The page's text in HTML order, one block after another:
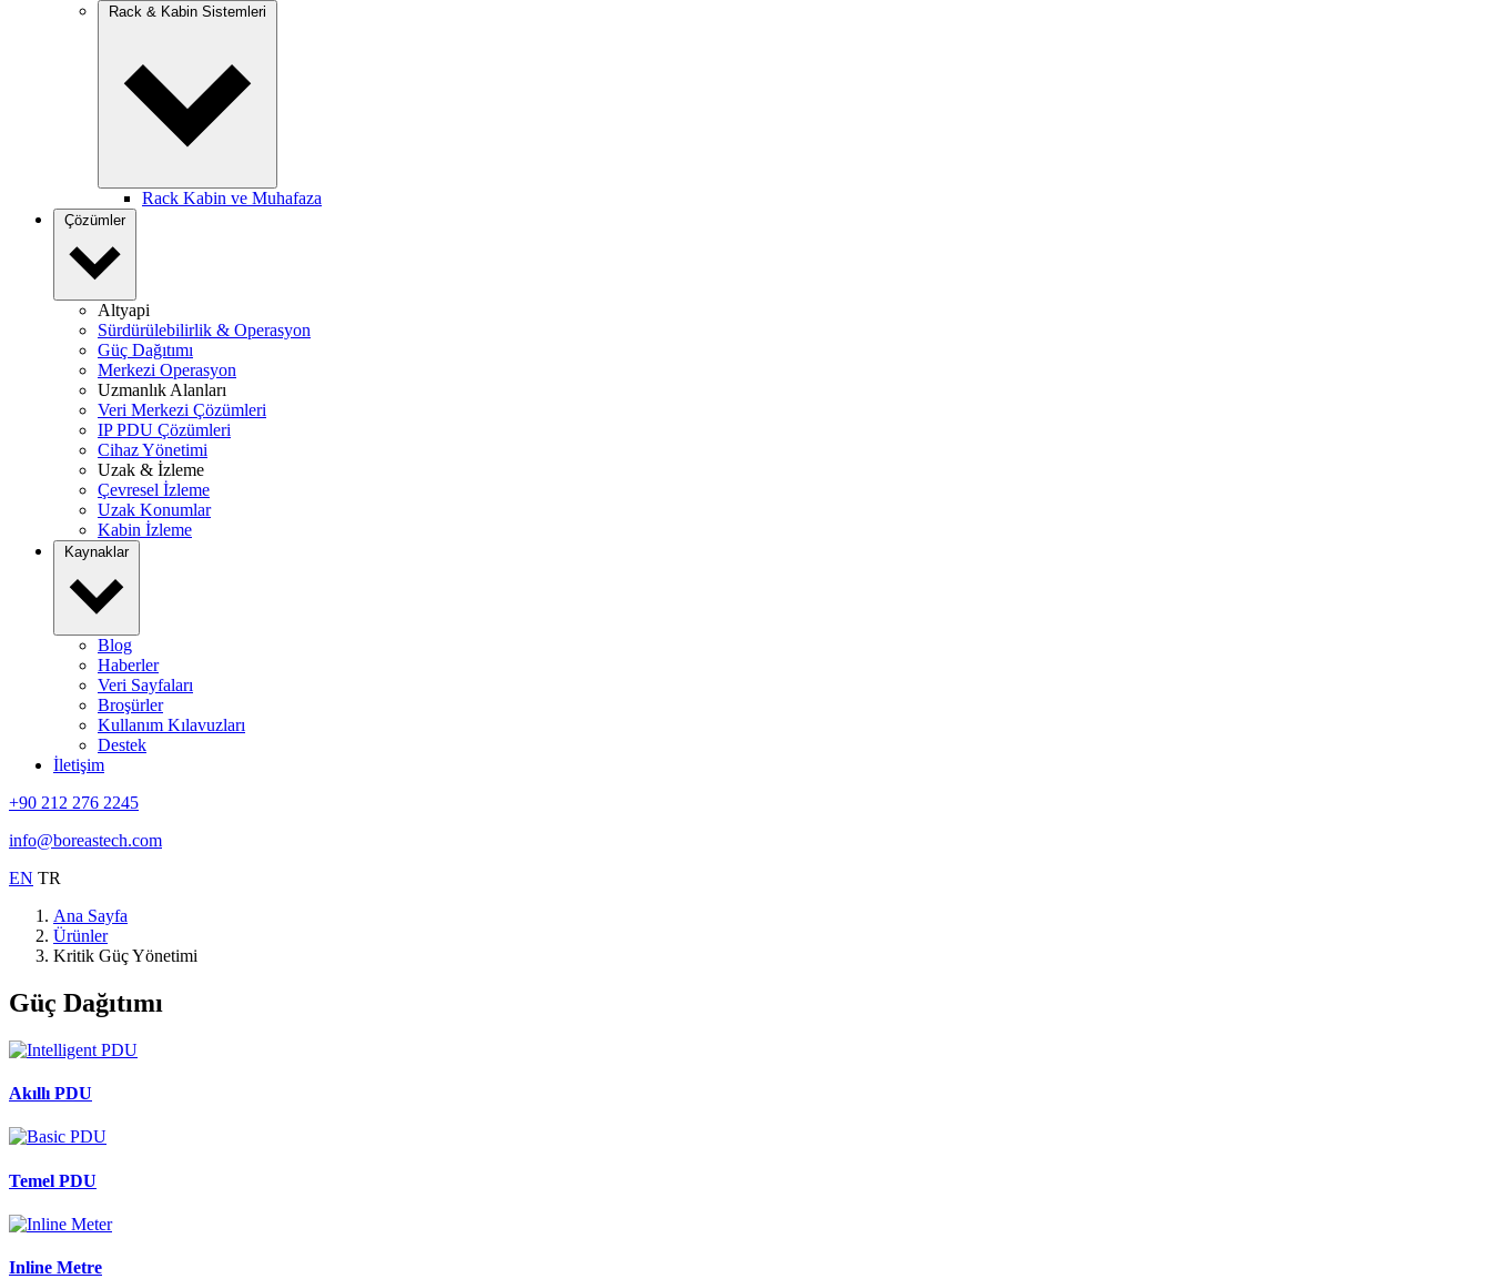
Rack & Kabin Sistemleri
Rack Kabin ve Muhafaza
Çözümler
Altyapi
Sürdürülebilirlik & Operasyon
Güç Dağıtımı
Merkezi Operasyon
Uzmanlık Alanları
Veri Merkezi Çözümleri
IP PDU Çözümleri
Cihaz Yönetimi
Uzak & İzleme
Çevresel İzleme
Uzak Konumlar
Kabin İzleme
Kaynaklar
Blog
Haberler
Veri Sayfaları
Broşürler
Kullanım Kılavuzları
Destek
İletişim
+90 212 276 2245
info@boreastech.com
EN TR
Ana Sayfa
Ürünler
Kritik Güç Yönetimi
Güç Dağıtımı
Akıllı PDU
Temel PDU
Inline Metre